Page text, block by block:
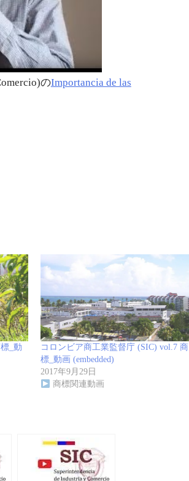
のImportancia de las
_動
コロンビア商工業監督庁 (SIC) vol.7 商
標_動画 (embedded)
2017年9月29日
商標関連動画